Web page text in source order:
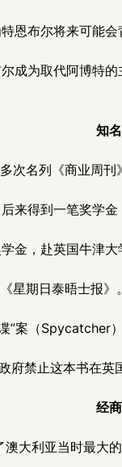
恩布尔将来可能会
成为取代阿博特
知
名列《商业周刊
来得到一笔奖学金
金，赴英国牛津大
期日泰晤士报》。
”案（
府禁止这本书在
经
大利亚当时最大